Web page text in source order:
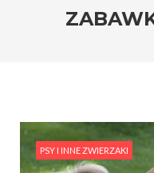
PSY I INNE ZWIERZAKI